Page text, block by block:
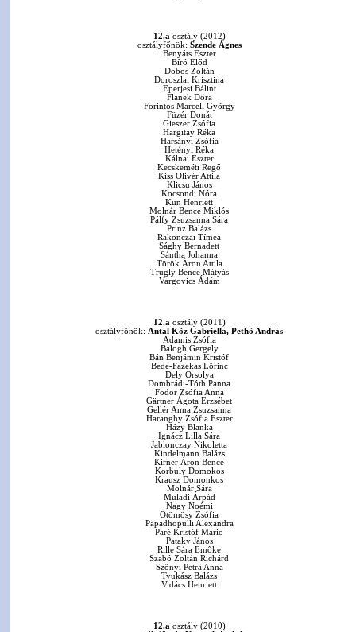
12.a osztály (2012)
osztályfőnök: Szende Ágnes
Benyáts Eszter
Bíró Előd
Dobos Zoltán
Doroszlai Krisztina
Eperjesi Bálint
Flanek Dóra
Forintos Marcell György
Füzér Donát
Gieszer Zsófia
Hargitay Réka
Harsányi Zsófia
Hetényi Réka
Kálnai Eszter
Kecskeméti Regő
Kiss Olivér Attila
Klicsu János
Kocsondi Nóra
Kun Henriett
Molnár Bence Miklós
Pálfy Zsuzsanna Sára
Prinz Balázs
Rakonczai Tímea
Sághy Bernadett
Sántha Johanna
Török Áron Attila
Trugly Bence Mátyás
Vargovics Ádám
12.a osztály (2011)
osztályfőnök: Antal Köz Gabriella, Pethő András
Adamis Zsófia
Balogh Gergely
Bán Benjámin Kristóf
Bede-Fazekas Lőrinc
Dely Orsolya
Dombrádi-Tóth Panna
Fodor Zsófia Anna
Gärtner Ágota Erzsébet
Gellér Anna Zsuzsanna
Haranghy Zsófia Eszter
Házy Blanka
Ignácz Lilla Sára
Jablonczay Nikoletta
Kindelmann Balázs
Kirner Áron Bence
Korbuly Domokos
Krausz Domonkos
Molnár Sára
Muladi Árpád
Nagy Noémi
Ötömösy Zsófia
Papadhopulli Alexandra
Paré Kristóf Mario
Pataky János
Rille Sára Emőke
Szabó Zoltán Richárd
Szőnyi Petra Anna
Tyukász Balázs
Vidács Henriett
12.a osztály (2010)